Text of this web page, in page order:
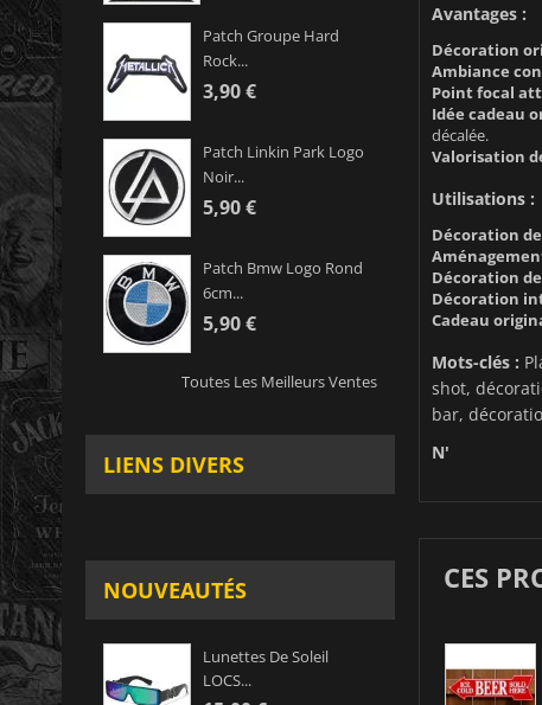
Patch Groupe Hard
Rock...
3,90 €
Patch Linkin Park Logo
Noir...
5,90 €
Patch Bmw Logo Rond
6cm...
5,90 €
Toutes Les Meilleurs Ventes
LIENS DIVERS
NOUVEAUTÉS
Lunettes De Soleil
LOCS...
Avantages :
Décoration
Ambiance
Point focal
Idée cadeau
décalée.
Valorisation
Utilisations :
Décoration
Décoration
Décoration
Cadeau
Mots-clés :
shot,
bar,
N'
CES